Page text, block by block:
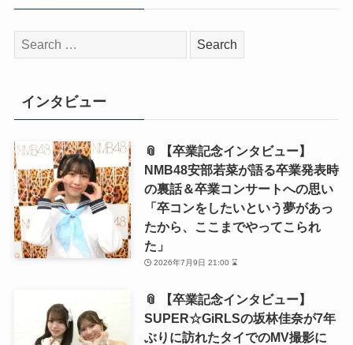
検
索:
インタビュー
📎 【卒業記念インタビュー】
NMB48安部若菜が語る卒業発表時
の裏話＆卒業コンサートへの思い
「卒コンをしたいという夢があっ
たから、ここまでやってこられ
た」
2026年7月9日 21:00 ⌛
📎 【卒業記念インタビュー】
SUPER☆GiRLSの坂林佳奈が7年
ぶりに訪れたタイでのMV撮影に